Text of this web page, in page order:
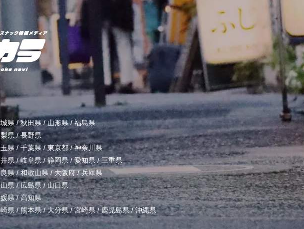
県 /秋田県 /山形県/福島県
県/長野県
県/ 千葉県 /東京都/神奈川県
県/岐阜県/静岡県/ 愛知県 / 三重県
県/和歌山県 /大阪府/兵庫県
県/広島県/山口県
県/高知県
県 /熊本県/大分県/宮崎県/鹿児島県/沖縄県